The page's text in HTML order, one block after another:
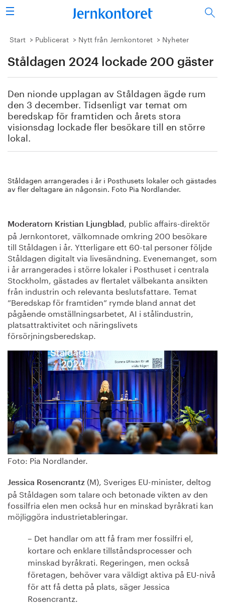
Sök
Stålindustrin
Vision 2050
Forskning/utbildning
Energi/miljö
Vi tycker
Bildbank
Start Publicerat Nytt från Jernkontoret Nyheter
Ståldagen 2024 lockade 200 gäster
Den nionde upplagan av Ståldagen ägde rum
den 3 december. Tidsenligt var temat om
beredskap för framtiden och årets stora
visionsdag lockade fler besökare till en större
lokal.
Ståldagen arrangerades i år i Posthusets lokaler och gästades
av fler deltagare än någonsin. Foto Pia Nordlander.
Moderatorn Kristian Ljungblad , public affairs-direktör
på Jernkontoret, välkomnade omkring 200 besökare
till Ståldagen i år. Ytterligare ett 60-tal personer följde
Ståldagen digitalt via livesändning. Evenemanget, som
i år arrangerades i större lokaler i Posthuset i centrala
Stockholm, gästades av flertalet välbekanta ansikten
från industrin och relevanta beslutsfattare. Temat
”Beredskap för framtiden” rymde bland annat det
pågående omställningsarbetet, AI i stålindustrin,
platsattraktivitet och näringslivets
försörjningsberedskap.
Foto: Pia Nordlander.
Jessica Rosencrantz (M), Sveriges EU-minister, deltog
på Ståldagen som talare och betonade vikten av den
fossilfria elen men också hur en minskad byråkrati kan
möjliggöra industrietableringar.
– Det handlar om att få fram mer fossilfri el,
kortare och enklare tillståndsprocesser och
minskad byråkrati. Regeringen, men också
företagen, behöver vara väldigt aktiva på EU-nivå
för att få detta på plats, säger Jessica
Rosencrantz.